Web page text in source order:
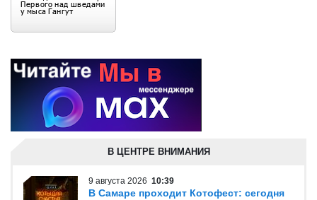
В ЦЕНТРЕ ВНИМАНИЯ
9 августа 2026 10:39
В Самаре проходит Котофест: сегодня